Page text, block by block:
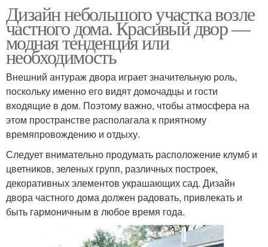
Дизайн небольшого участка возле
частного дома. Красивый двор —
модная тенденция или
необходимость
Внешний антураж двора играет значительную роль,
поскольку именно его видят домочадцы и гости
входящие в дом. Поэтому важно, чтобы атмосфера на
этом пространстве располагала к приятному
времяпровождению и отдыху.
Следует внимательно продумать расположение клумб и
цветников, зеленых групп, различных построек,
декоративных элементов украшающих сад. Дизайн
двора частного дома должен радовать, привлекать и
быть гармоничным в любое время года.